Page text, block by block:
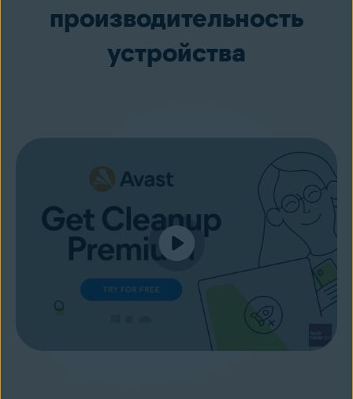
производительность
устройства